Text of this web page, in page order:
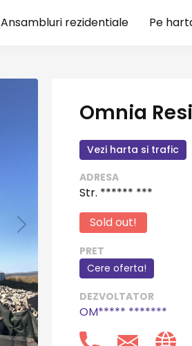
Ansambluri rezidentiale Pe
Omnia
Vezi harta si trafic
ADRESA
Str. ****** ***
Sold out!
PRET
Cere oferta!
DEZVOLTATOR
OM***** *******